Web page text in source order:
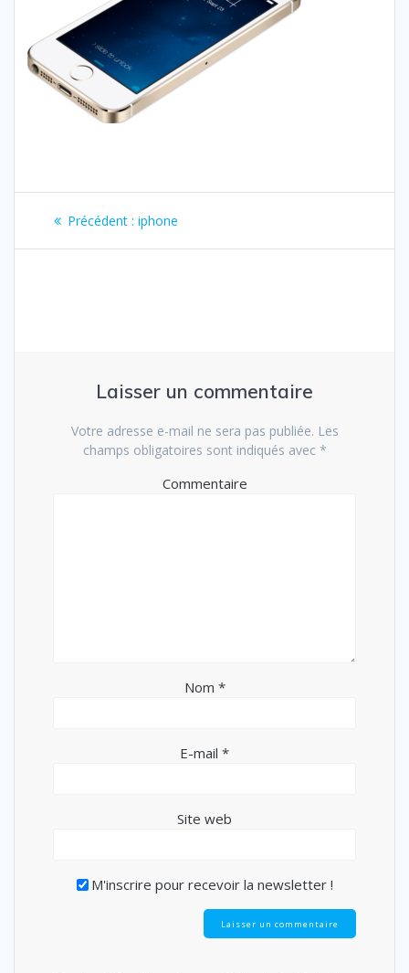
Navigation
de
Précédent : Article
iphone
Laisser un commentaire
Votre adresse e-mail ne sera pas publiée. Les
champs obligatoires sont indiqués avec *
Commentaire
Nom *
E-mail *
Site web
M'inscrire pour recevoir la newsletter !